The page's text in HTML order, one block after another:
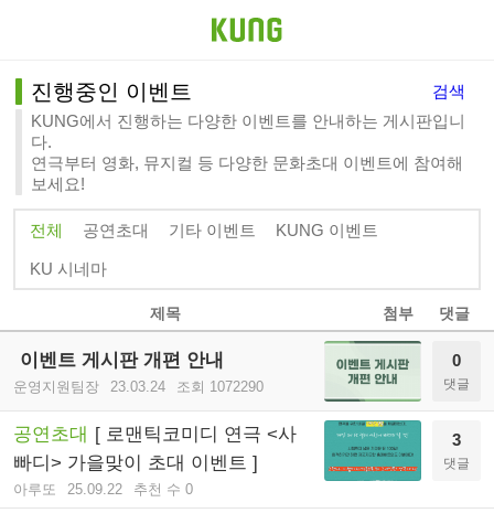
검색
진행중인 이벤트
KUNG에서 진행하는 다양한 이벤트를 안내하는 게시판입니
다.
연극부터 영화, 뮤지컬 등 다양한 문화초대 이벤트에 참여해
보세요!
전체 공연초대 기타 이벤트 KUNG 이벤트
KU 시네마
제목 첨부 댓글
이벤트 게시판 개편 안내
운영지원팀장 23.03.24 조회 1072290
0
댓글
공연초대 [ 로맨틱코미디 연극 <사
빠디> 가을맞이 초대 이벤트 ]
아루또 25.09.22 추천 수 0
3
댓글